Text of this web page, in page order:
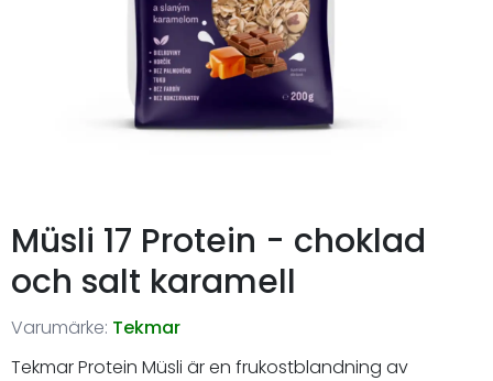
Müsli 17 Protein - choklad
och salt karamell
Varumärke: Tekmar
Tekmar Protein Müsli är en frukostblandning av